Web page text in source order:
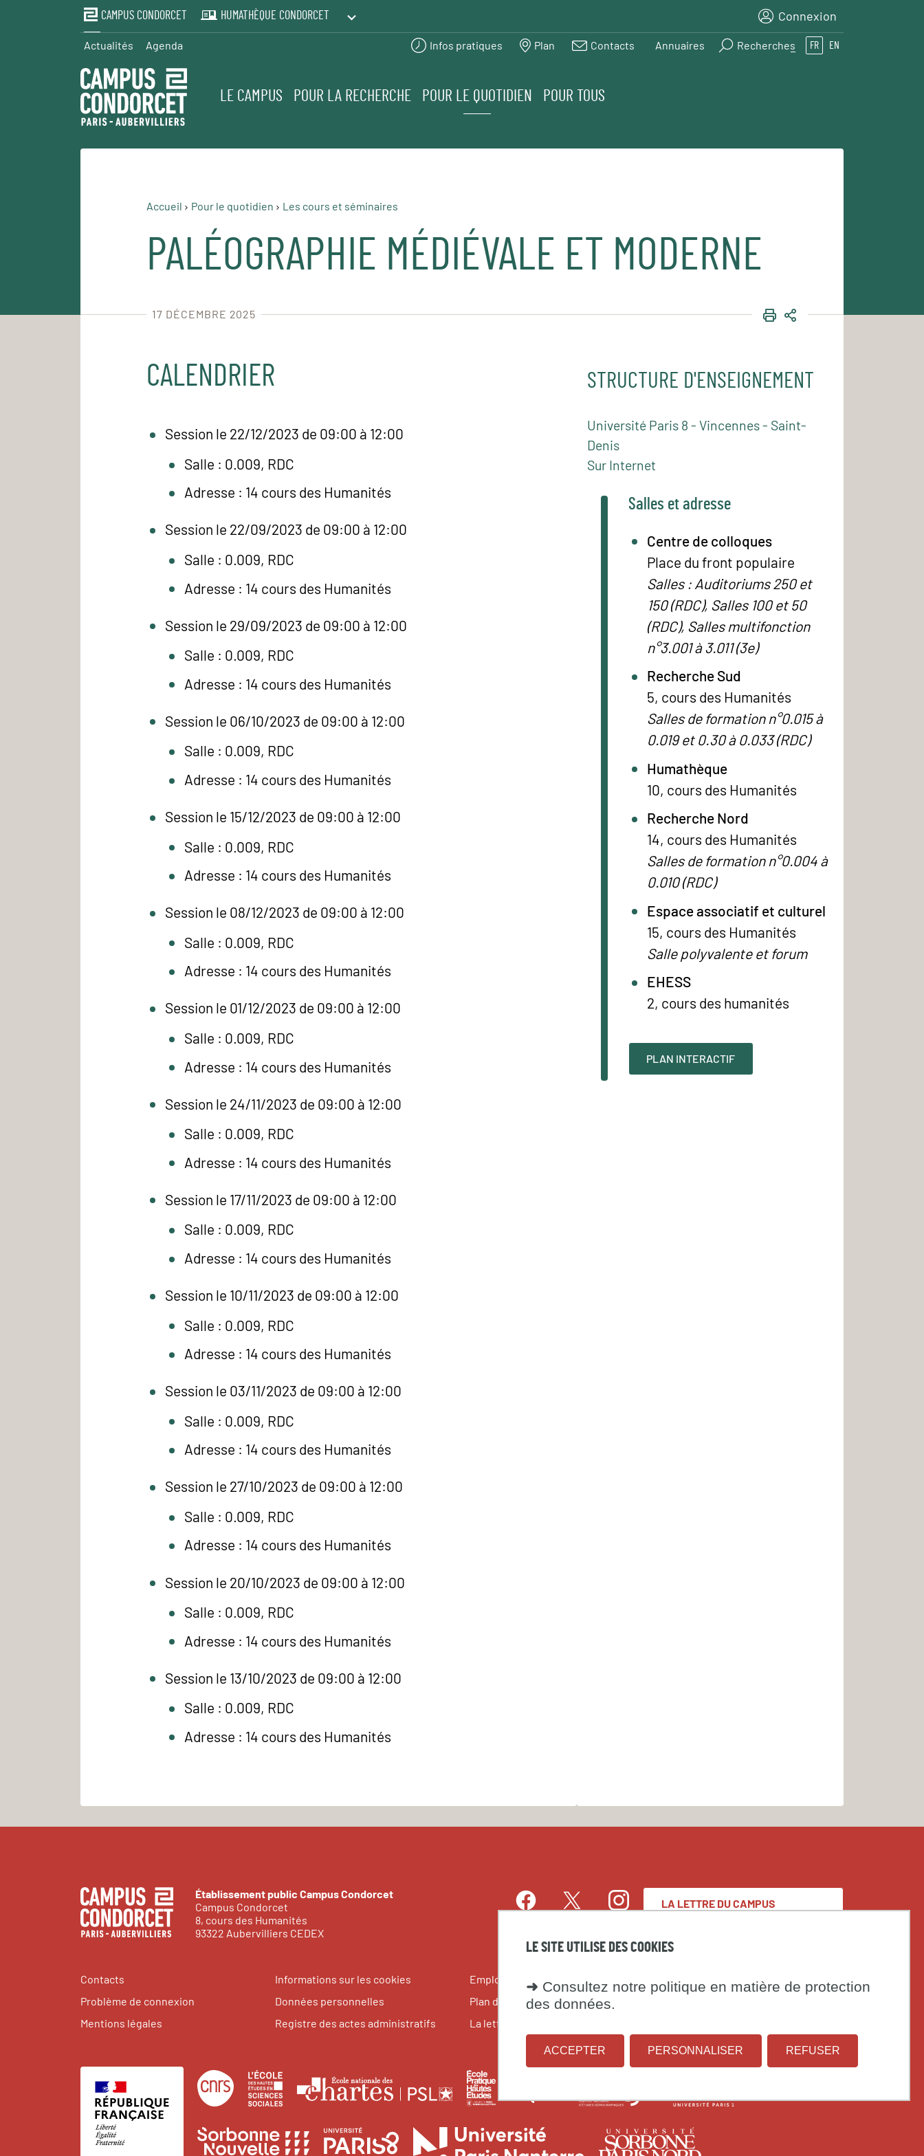
LE SITE UTILISE DES COOKIES
➜ Consultez notre politique en matière de protection
des données.
ACCEPTER REFUSER
PERSONNALISER
CAMPUS CONDORCET HUMATHÈQUE CONDORCET
PRINTEMPS DES HUMANITÉS
Connexion
Actualités Agenda Infos pratiques Plan Contacts Annuaires Recherches FR EN
LE CAMPUS POUR LA RECHERCHE POUR LE QUOTIDIEN POUR TOUS
Accueil Pour le quotidien Les cours et séminaires
PALÉOGRAPHIE MÉDIÉVALE ET MODERNE
17 DÉCEMBRE 2025 IMPRIMER
PARTAGER
CALENDRIER
Session le 22/12/2023 de 09:00 à 12:00
Salle : 0.009, RDC
Adresse : 14 cours des Humanités
Session le 22/09/2023 de 09:00 à 12:00
Salle : 0.009, RDC
Adresse : 14 cours des Humanités
Session le 29/09/2023 de 09:00 à 12:00
Salle : 0.009, RDC
Adresse : 14 cours des Humanités
Session le 06/10/2023 de 09:00 à 12:00
Salle : 0.009, RDC
Adresse : 14 cours des Humanités
Session le 15/12/2023 de 09:00 à 12:00
Salle : 0.009, RDC
Adresse : 14 cours des Humanités
Session le 08/12/2023 de 09:00 à 12:00
Salle : 0.009, RDC
Adresse : 14 cours des Humanités
Session le 01/12/2023 de 09:00 à 12:00
Salle : 0.009, RDC
Adresse : 14 cours des Humanités
Session le 24/11/2023 de 09:00 à 12:00
Salle : 0.009, RDC
Adresse : 14 cours des Humanités
Session le 17/11/2023 de 09:00 à 12:00
Salle : 0.009, RDC
Adresse : 14 cours des Humanités
Session le 10/11/2023 de 09:00 à 12:00
Salle : 0.009, RDC
Adresse : 14 cours des Humanités
Session le 03/11/2023 de 09:00 à 12:00
Salle : 0.009, RDC
Adresse : 14 cours des Humanités
Session le 27/10/2023 de 09:00 à 12:00
Salle : 0.009, RDC
Adresse : 14 cours des Humanités
Session le 20/10/2023 de 09:00 à 12:00
Salle : 0.009, RDC
Adresse : 14 cours des Humanités
Session le 13/10/2023 de 09:00 à 12:00
Salle : 0.009, RDC
Adresse : 14 cours des Humanités
STRUCTURE D'ENSEIGNEMENT
Université Paris 8 - Vincennes - Saint-
Denis
Sur Internet
Salles et adresse
Centre de colloques
Place du front populaire
Salles : Auditoriums 250 et
150 (RDC), Salles 100 et 50
(RDC), Salles multifonction
n°3.001 à 3.011 (3e)
Recherche Sud
5, cours des Humanités
Salles de formation n°0.015 à
0.019 et 0.30 à 0.033 (RDC)
Humathèque
10, cours des Humanités
Recherche Nord
14, cours des Humanités
Salles de formation n°0.004 à
0.010 (RDC)
Espace associatif et culturel
15, cours des Humanités
Salle polyvalente et forum
EHESS
2, cours des humanités
PLAN INTERACTIF
Établissement public Campus Condorcet
Campus Condorcet
8, cours des Humanités
93322 Aubervilliers CEDEX
FacebookTwitterInstagramLA LETTRE DU CAMPUS
Contacts
Problème de connexion
Mentions légales
Informations sur les cookies
Données personnelles
Registre des actes administratifs
Emplois et stages
Plan du site
La lettre du Campus Condorcet
Espace presse
Centre
national
la
École
des
études
École
nationale
des
chartes
École
pratique
hautes
maison
sciences
national
démographiques
Paris
Université
Université
Université